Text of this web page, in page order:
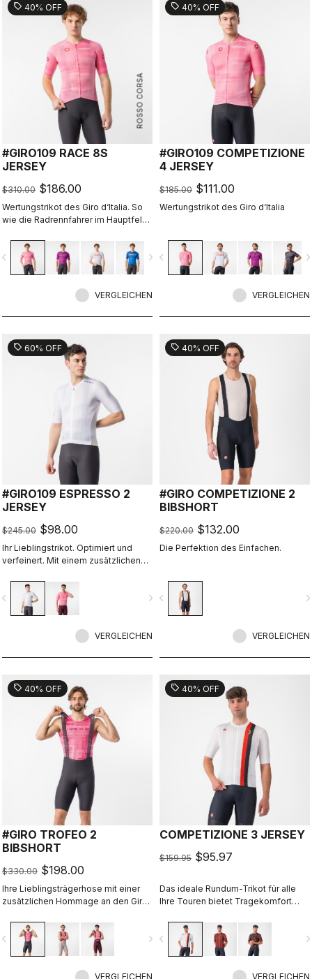
ROSSO CORSA
sell 40% OFF
#GIRO109 RACE 8S
JERSEY
$310.00 $186.00
Wertungstrikot des Giro d‘Italia. So
wie die Radrennfahrer im Hauptfeld
navigate_next
VERGLEICHEN
sell 40% OFF
#GIRO109 COMPETIZIONE
4 JERSEY
$185.00 $111.00
Wertungstrikot des Giro d‘Italia
navigate_before
VERGLEICHEN
sell 60% OFF
#GIRO109 ESPRESSO 2
JERSEY
$245.00 $98.00
Ihr Lieblingstrikot. Optimiert und
verfeinert. Mit einem zusätzlichen
navigate_next
VERGLEICHEN
sell 40% OFF
#GIRO COMPETIZIONE 2
BIBSHORT
$220.00 $132.00
Die Perfektion des Einfachen.
navigate_before
VERGLEICHEN
sell 40% OFF
#GIRO TROFEO 2
BIBSHORT
$330.00 $198.00
Ihre Lieblingsträgerhose mit einer
zusätzlichen Hommage an den Giro
navigate_next
VERGLEICHEN
sell 40% OFF
COMPETIZIONE 3 JERSEY
$159.95 $95.97
Das ideale Rundum-Trikot für alle
Ihre Touren bietet Tragekomfort
Geschwindigkeit bei schnellen
Gruppenfahrten.
navigate_before
VERGLEICHEN